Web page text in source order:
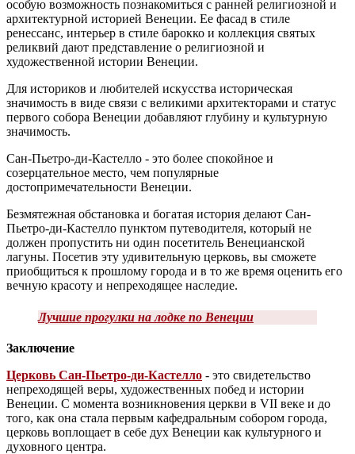
особую возможность познакомиться с ранней религиозной и
архитектурной историей Венеции. Ее фасад в стиле
ренессанс, интерьер в стиле барокко и коллекция святых
реликвий дают представление о религиозной и
художественной истории Венеции.
Для историков и любителей искусства историческая
значимость в виде связи с великими архитекторами и статус
первого собора Венеции добавляют глубину и культурную
значимость.
Сан-Пьетро-ди-Кастелло - это более спокойное и
созерцательное место, чем популярные
достопримечательности Венеции.
Безмятежная обстановка и богатая история делают Сан-
Пьетро-ди-Кастелло пунктом путеводителя, который не
должен пропустить ни один посетитель Венецианской
лагуны. Посетив эту удивительную церковь, вы сможете
приобщиться к прошлому города и в то же время оценить его
вечную красоту и непреходящее наследие.
Лучшие прогулки на лодке по Венеции
Заключение
Церковь Сан-Пьетро-ди-Кастелло - это свидетельство
непреходящей веры, художественных побед и истории
Венеции. С момента возникновения церкви в VII веке и до
того, как она стала первым кафедральным собором города,
церковь воплощает в себе дух Венеции как культурного и
духовного центра.